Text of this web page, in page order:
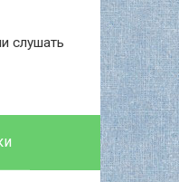
слушать